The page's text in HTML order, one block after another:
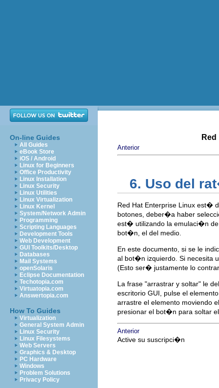
On-line Guides
All Guides
eBook Store
iOS / Android
Linux for Beginners
Office Productivity
Linux Installation
Linux Security
Linux Utilities
Linux Virtualization
Linux Kernel
System/Network Admin
Programming
Scripting Languages
Development Tools
Web Development
GUI Toolkits/Desktop
Databases
Mail Systems
openSolaris
Eclipse Documentation
Techotopia.com
Virtuatopia.com
Answertopia.com
How To Guides
Virtualization
General System Admin
Linux Security
Linux Filesystems
Web Servers
Graphics & Desktop
PC Hardware
Windows
Problem Solutions
Privacy Policy
Anterior
6. Uso del
Red Hat Enterprise Linux est�
botones, deber�a haber
est� utilizando la emulaci�n
bot�n, el del medio.
En este documento, si se le
al bot�n izquierdo. Si necesita
(Esto ser� justamente lo
La frase "arrastrar y soltar" le
escritorio GUI, pulse el
arrastre el elemento moviendo
presionar el bot�n para soltar
Anterior
Active su suscripci�n